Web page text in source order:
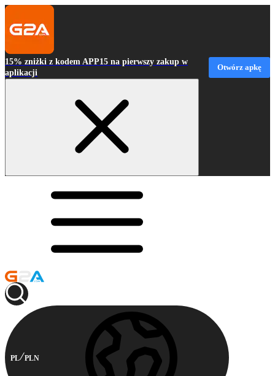
15% zniżki z kodem APP15 na pierwszy zakup w
aplikacji
Otwórz apkę
PL PLN